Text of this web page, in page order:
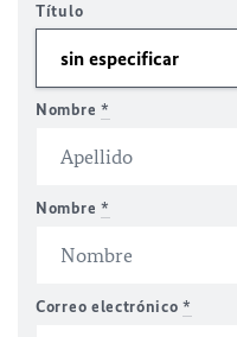
Título
Nombre *
Nombre *
Correo electrónico*